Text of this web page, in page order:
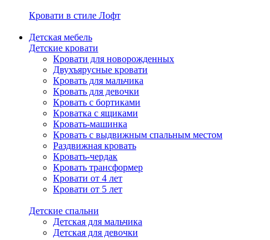
Кровати в стиле Лофт
Детская мебель
Детские кровати
Кровати для новорожденных
Двухъярусные кровати
Кровать для мальчика
Кровать для девочки
Кровать с бортиками
Кроватка с ящиками
Кровать-машинка
Кровать с выдвижным спальным местом
Раздвижная кровать
Кровать-чердак
Кровать трансформер
Кровати от 4 лет
Кровати от 5 лет
Детские спальни
Детская для мальчика
Детская для девочки